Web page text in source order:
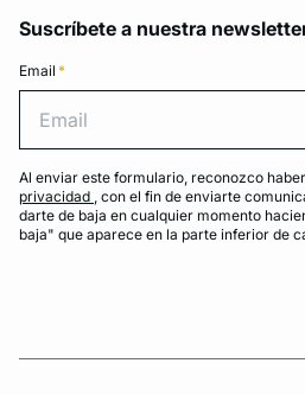
Suscríbete a nuestra
Email *
Al enviar este formulario, reconozco
privacidad , con el fin de enviarte
darte de baja en cualquier momento
baja" que aparece en la parte inferior de